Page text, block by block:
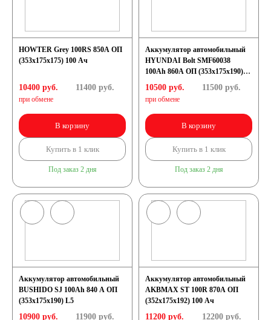
Аккумуляторы для
Аккумуляторы для
корейских
автомобилей
Недорогие
HOWTER Grey 100RS 850A ОП
(353x175x175) 100 Ач
10400 руб.
при обмене
11400руб.
В корзину
Купить в 1 клик
Под заказ 2 дня
Аккумулятор автомобильный
HYUNDAI Bolt SMF60038
100Ah 860A ОП (353x175x190)
L5
10500 руб.
при обмене
11500руб.
В корзину
Купить в 1 клик
Под заказ 2 дня
Аккумулятор автомобильный
BUSHIDO SJ 100Ah 840 A ОП
(353x175x190) L5
10900 руб. 11900руб.
Аккумулятор автомобильный
AKBMAX ST 100R 870A ОП
(352x175x192) 100 Ач
11200 руб. 12200руб.